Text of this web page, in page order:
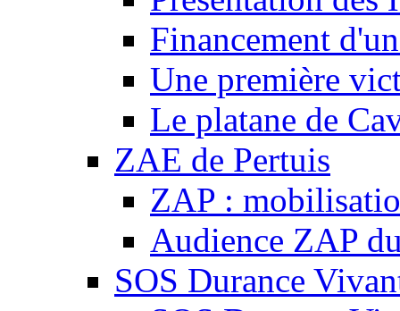
Financement
Une première
Le platane de
ZAE de Pertuis
ZAP :
Audience ZAP
SOS Durance